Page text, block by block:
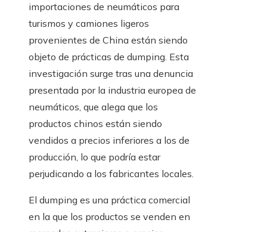
importaciones de neumáticos para
turismos y camiones ligeros
provenientes de China están siendo
objeto de prácticas de dumping. Esta
investigación surge tras una denuncia
presentada por la industria europea de
neumáticos, que alega que los
productos chinos están siendo
vendidos a precios inferiores a los de
producción, lo que podría estar
perjudicando a los fabricantes locales.
El dumping es una práctica comercial
en la que los productos se venden en